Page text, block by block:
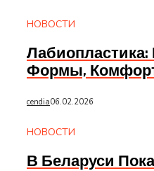
НОВОСТИ
Лабиопластика:
Формы,
cendia06.02.2026
НОВОСТИ
В Беларуси